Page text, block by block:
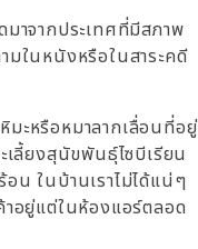
าจากประเทศที่มีสภาพ
มในหนังหรือในสาระคดี
มะหรือหมาลากเลื่อนที่อยู่
เลี้ยงสุนัขพันธุ์ไซบีเรียน
น ในบ้านเราไม่ได้แน่ๆ
าอยู่แต่ในห้องแอร์ตลอด